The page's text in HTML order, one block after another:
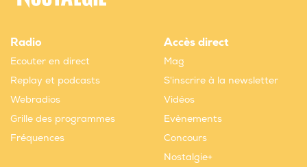
Radio
Ecouter en direct
Replay et podcasts
Webradios
Grille des programmes
Fréquences
Accès direct
Mag
S'inscrire à la newsletter
Vidéos
Evènements
Concours
Nostalgie+